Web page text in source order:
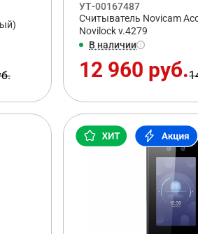
УТ-00167487
Считыватель Novicam
Novilock v.4279
В наличии
12 960 руб.